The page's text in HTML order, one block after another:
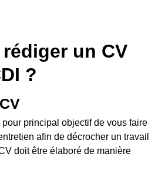
un CV
?
principal objectif de vous faire
afin de décrocher un travail
doit être élaboré de manière